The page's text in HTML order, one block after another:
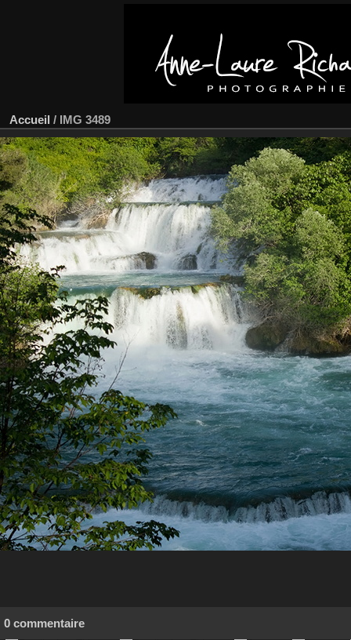
Accueil / IMG 3489
0 commentaire